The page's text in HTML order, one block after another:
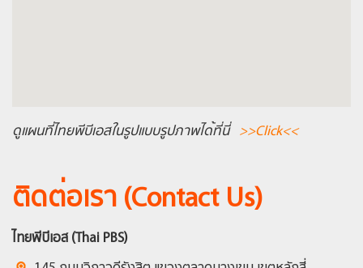
ดูแผนที่ไทยพีบีเอสในรูปแบบรูปภาพได้ที่นี่ >>Click<<
ติดต่อเรา (Contact Us)
ไทยพีบีเอส (Thai PBS)